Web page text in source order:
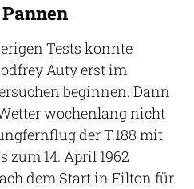
Tests konnte
Auty erst im
beginnen. Dann
wochenlang nicht
der T.188 mit
zum 14. April 1962
dem Start in Filton für